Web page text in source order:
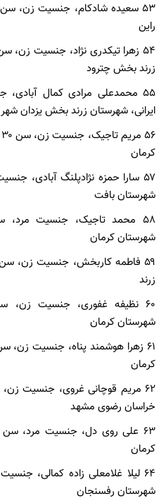
راین
زرند بخش چترود
ایرانی، شهرستان زرند بخش یزدان شهر
کرمان
شهرستان بافت
شهرستان کرمان
زرند
شهرستان کرمان
کرمان
خراسان رضوی مشهد
کرمان
شهرستان رفسنجان